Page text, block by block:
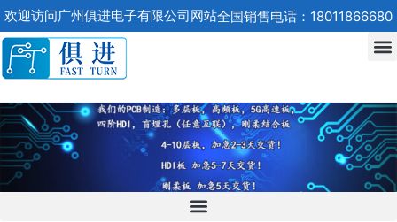
跳
至
内
容
欢迎访问广州俱进电子有限公司网站全国销售电话：18011866680